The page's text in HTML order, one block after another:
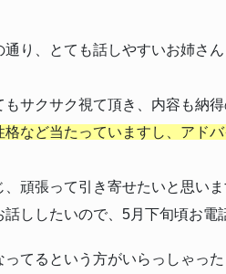
通り、とても話しやすいお姉さ
サクサク視て頂き、内容も納得
格など当たっていますし、アド
頑張って引き寄せたいと思いま
話ししたいので、5月下旬頃お電
てるという方がいらっしゃっ